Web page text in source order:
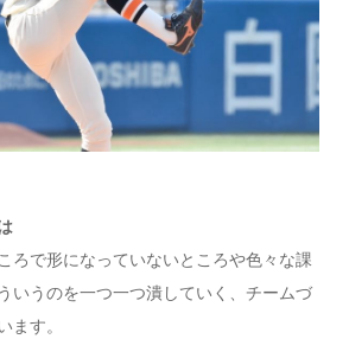
ろで形になっていないところや色々な課
いうのを一つ一つ潰していく、チームづ
ます。